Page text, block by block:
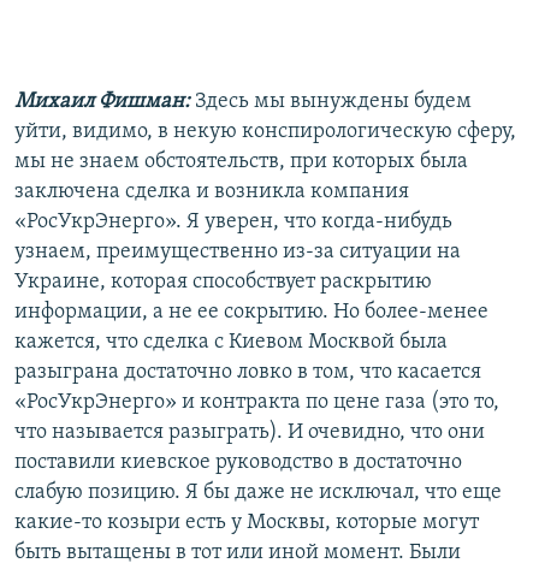
Михаил Фишман: Здесь мы вынуждены будем
уйти, видимо, в некую конспирологическую сферу,
мы не знаем обстоятельств, при которых была
заключена сделка и возникла компания
«РосУкрЭнерго». Я уверен, что когда-нибудь
узнаем, преимущественно из-за ситуации на
Украине, которая способствует раскрытию
информации, а не ее сокрытию. Но более-менее
кажется, что сделка с Киевом Москвой была
разыграна достаточно ловко в том, что касается
«РосУкрЭнерго» и контракта по цене газа (это то,
что называется разыграть). И очевидно, что они
поставили киевское руководство в достаточно
слабую позицию. Я бы даже не исключал, что еще
какие-то козыри есть у Москвы, которые могут
быть вытащены в тот или иной момент. Были